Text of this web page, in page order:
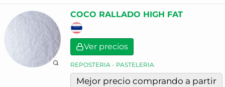
COCO RALLADO HIGH FAT
Ver precios
REPOSTERIA - PASTELERIA
Mejor precio comprando a partir